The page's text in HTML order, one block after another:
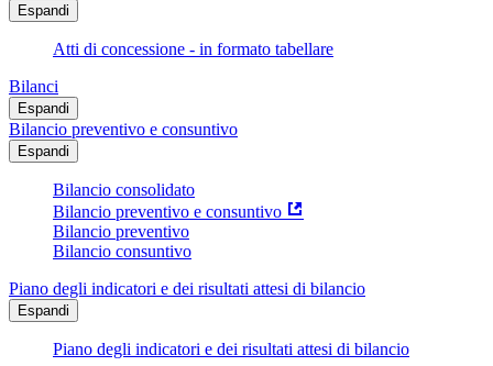
Espandi
Atti di concessione - in formato tabellare
Bilanci
Espandi
Bilancio preventivo e consuntivo
Espandi
Bilancio consolidato
Bilancio preventivo e consuntivo
Bilancio preventivo
Bilancio consuntivo
Piano degli indicatori e dei risultati attesi di bilancio
Espandi
Piano degli indicatori e dei risultati attesi di bilancio